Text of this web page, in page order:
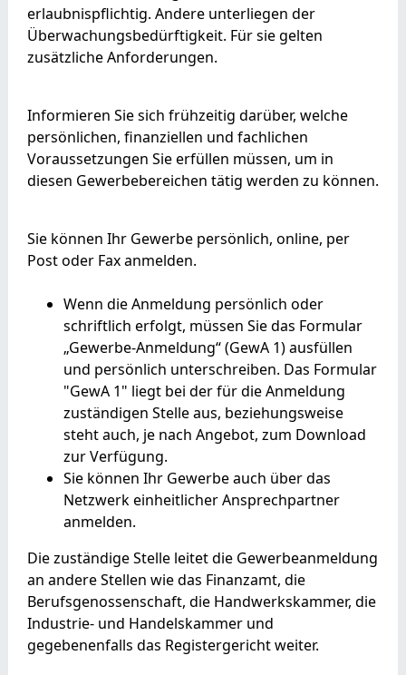
erlaubnispflichtig. Andere unterliegen der
Überwachungsbedürftigkeit. Für sie gelten
zusätzliche Anforderungen.
Informieren Sie sich frühzeitig darüber, welche
persönlichen, finanziellen und fachlichen
Voraussetzungen Sie erfüllen müssen, um in
diesen Gewerbebereichen tätig werden zu können.
Sie können Ihr Gewerbe persönlich, online, per
Post oder Fax anmelden.
Wenn die Anmeldung persönlich oder
schriftlich erfolgt, müssen Sie das Formular
„Gewerbe-Anmeldung“ (GewA 1) ausfüllen
und persönlich unterschreiben. Das Formular
"GewA 1" liegt bei der für die Anmeldung
zuständigen Stelle aus, beziehungsweise
steht auch, je nach Angebot, zum Download
zur Verfügung.
Sie können Ihr Gewerbe auch über das
Netzwerk einheitlicher Ansprechpartner
anmelden.
Die zuständige Stelle leitet die Gewerbeanmeldung
an andere Stellen wie das Finanzamt, die
Berufsgenossenschaft, die Handwerkskammer, die
Industrie- und Handelskammer und
gegebenenfalls das Registergericht weiter.